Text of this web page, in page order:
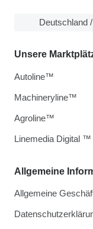
Deutschland
Allgemeine
Allgemeine
Unsere
Autoline™
Machineryline™
Agroline™
Linemedia Digital ™